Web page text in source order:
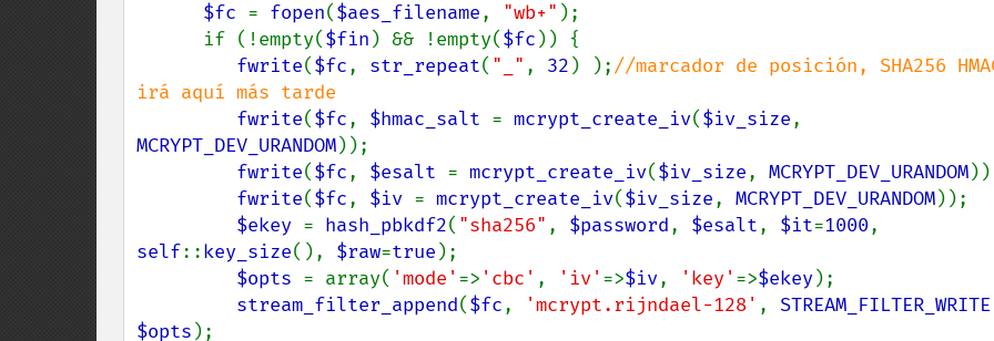
$fc = fopen($aes_filename, "wb+" );
      if (!empty(
$fin ) && !empty($fc )) {
fwrite($fc, str_repeat( "_" , 32 ) );//marcador de posición, SHA256
irá aquí más tarde
fwrite($fc, $hmac_salt = mcrypt_create_iv($iv_size
MCRYPT_DEV_URANDOM));
fwrite($fc, $esalt = mcrypt_create_iv($iv_size, MCRYPT_DEV_URANDOM
fwrite($fc, $iv = mcrypt_create_iv($iv_size, MCRYPT_DEV_URANDOM));
$ekey = hash_pbkdf2( "sha256" , $password, $esalt, $it=1000
self:: key_size(), $raw=true );
$opts = array( 'mode' => 'cbc' , 'iv' =>$iv, 'key' =>$ekey);
stream_filter_append($fc, 'mcrypt.rijndael-128' , STREAM_FILTER_WRITE
$opts );